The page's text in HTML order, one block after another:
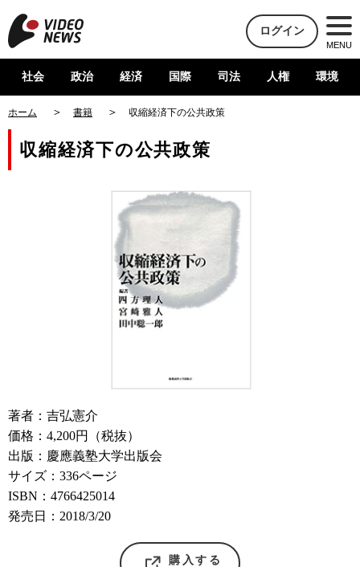
ログイン
MENU
社会 政治 経済 国際 司法 人権 環境
ホーム 書籍 収縮経済下の公共政策
収縮経済下の公共政策
著者：吉弘憲介
価格：4,200円（税抜）
出版：慶應義塾大学出版会
サイズ：336ページ
ISBN：4766425014
発売日：2018/3/20
購入する